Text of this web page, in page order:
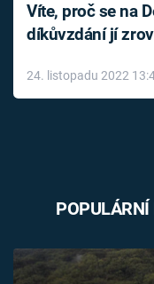
Víte, proč se na
díkůvzdání jí
24. listopadu 2022